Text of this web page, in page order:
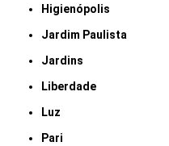
Higienópolis
Jardim Paulista
Jardins
Liberdade
Luz
Pari